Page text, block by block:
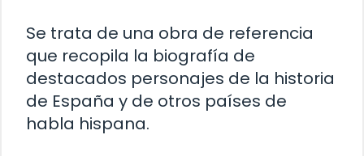
Se trata de una obra de referencia
que recopila la biografía de
destacados personajes de la historia
de España y de otros países de
habla hispana.